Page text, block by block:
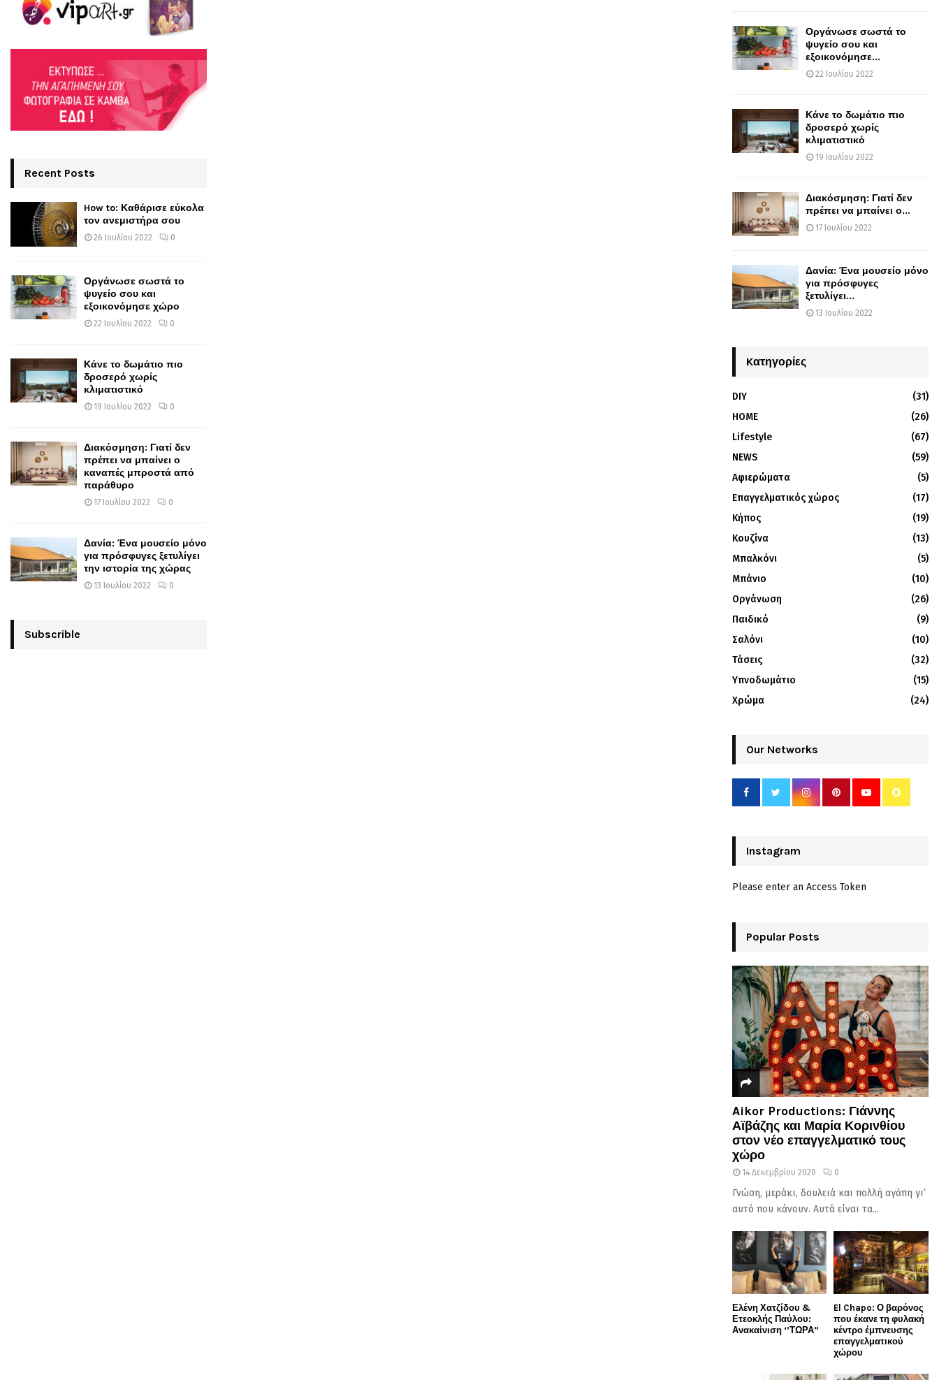
Recent Posts
How to: Καθάρισε εύκολα
τον ανεμιστήρα σου
26 Ιουλίου 2022 0
Οργάνωσε σωστά το
ψυγείο σου και
εξοικονόμησε χώρο
22 Ιουλίου 2022 0
Κάνε το δωμάτιο πιο
δροσερό χωρίς
κλιματιστικό
19 Ιουλίου 2022 0
Διακόσμηση: Γιατί δεν
πρέπει να μπαίνει ο
καναπές μπροστά από
παράθυρο
17 Ιουλίου 2022 0
Δανία: Ένα μουσείο μόνο
για πρόσφυγες ξετυλίγει
την ιστορία της χώρας
13 Ιουλίου 2022 0
Subscrible
Οργάνωσε σωστά το
ψυγείο σου και
εξοικονόμησε...
22 Ιουλίου 2022
Κάνε το δωμάτιο πιο
δροσερό χωρίς
κλιματιστικό
19 Ιουλίου 2022
Διακόσμηση: Γιατί δεν
πρέπει να μπαίνει ο...
17 Ιουλίου 2022
Δανία: Ένα μουσείο μόνο
για πρόσφυγες
ξετυλίγει...
13 Ιουλίου 2022
Kατηγορίες
DIY
(31)
HOME
(26)
Lifestyle
(67)
NEWS
(59)
Αφιερώματα
(5)
Επαγγελματικός χώρος
(17)
Κήπος
(19)
Κουζίνα
(13)
Μπαλκόνι
(5)
Μπάνιο
(10)
Οργάνωση
(26)
Παιδικό
(9)
Σαλόνι
(10)
Τάσεις
(32)
Υπνοδωμάτιο
(15)
Χρώμα
(24)
Our Networks
Instagram
Please enter an Access Token
Popular Posts
Aikor Productions: Γιάννης
Αϊβάζης και Μαρία Κορινθίου
στον νέο επαγγελματικό τους
χώρο
14 Δεκεμβρίου 2020 0
Γνώση, μεράκι, δουλειά και πολλή αγάπη γι’
αυτό που κάνουν. Αυτά είναι τα...
Ελένη Χατζίδου &
Ετεοκλής Παύλου:
Ανακαίνιση ‘’ΤΩΡΑ”
El Chapo: Ο βαρόνος
που έκανε τη φυλακή
κέντρο έμπνευσης
επαγγελματικού
χώρου